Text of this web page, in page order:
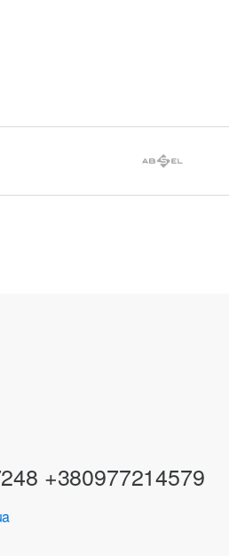
+380977214579